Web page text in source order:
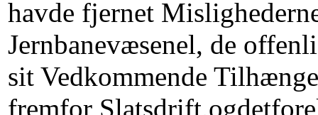
havde fjernet
Jernbanevæsenel, de
sit Vedkommende
fremfor